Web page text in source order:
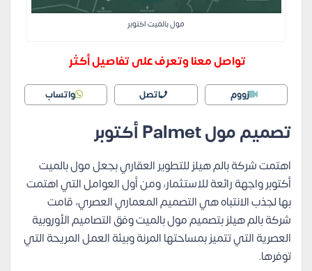
مول بالميت اكتوبر
تواصل معنا وتعرف على تفاصيل أكثر
زووم اتصل واتساب
تصميم مول Palmet أكتوبر
اهتمت شركة بالم هيلز للتطوير العقاري بجعل مول بالميت
أكتوبر واجهة رائعة للاستثمار، ومن أول العوامل التي اهتمت
بها لجذب الانتباه هي التصميم المعماري العصري، قامت
شركة بالم هيلز بتصميم مول بالميت وفق التصاميم الأوروبية
العصرية التي تتميز بمساحتها المرنة وبيئة العمل المريحة التي
توفرها.